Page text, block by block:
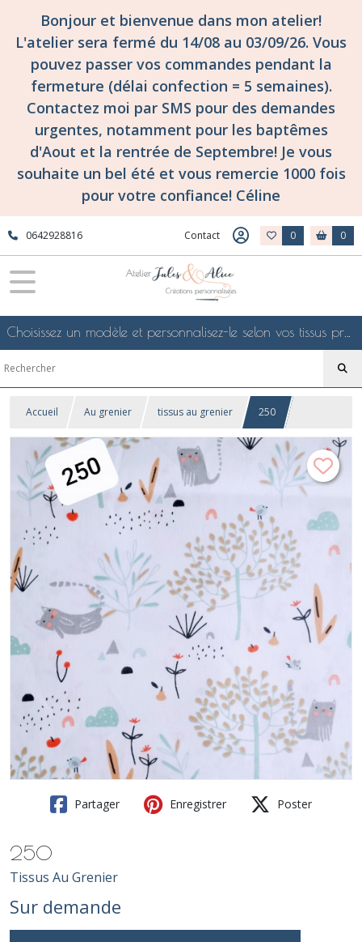
Bonjour et bienvenue dans mon atelier!
L'atelier sera fermé du 14/08 au 03/09/26. Vous
pouvez passer vos commandes pendant la
fermeture (délai confection = 5 semaines).
Contactez moi par SMS pour des demandes
urgentes, notamment pour les baptêmes
d'Aout et la rentrée de Septembre! Je vous
souhaite un bel été et vous remercie 1000 fois
pour votre confiance! Céline
0642928816 Contact 0 0
Choisissez un modèle et personnalisez-le selon vos tissus préférés de mes collections en ligne, je le confectionnerai selon vos souhaits
Accueil Au grenier tissus au grenier 250
Partager Enregistrer Poster
250
Tissus Au Grenier
Sur demande